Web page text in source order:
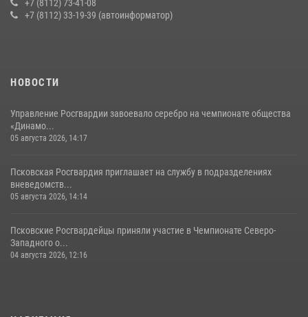
22 июля 2026, 10:19
23 июля 2026, 13:19
+7 (8112) 73-41-08
+7 (8112) 33-19-39 (автоинформатор)
НОВОСТИ
Управление Росгвардии завоевало серебро на чемпионате общества
«Динамо...
05 августа 2026, 14:17
Псковская Росгвардия приглашает на службу в подразделениях
вневедомств...
05 августа 2026, 14:14
Псковские Росгвардейцы приняли участие в Чемпионате Северо-
Западного о...
04 августа 2026, 12:16